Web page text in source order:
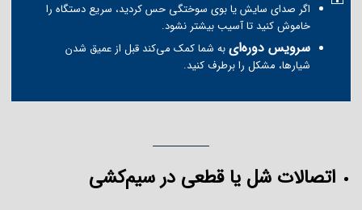
اگر صدای سایش یا بوی سوختگی حس کردید، سریع دستگاه را
خاموش کنید تا آسیب بیشتر نشود.
سرویس دوره‌ایبه شما کمک می‌کند قبل از عمیق شدن
شیارها، مشکل را برطرف کنید.
اتصالات شل یا قطعی در سیم‌کشی